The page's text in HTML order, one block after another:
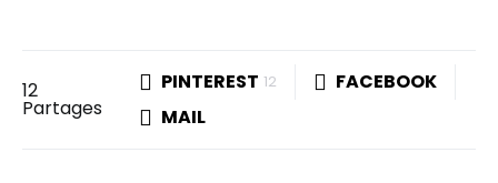
12
Partages
PINTEREST 12
FACEBOOK
MAIL